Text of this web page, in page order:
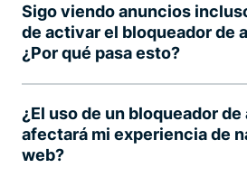
Sigo viendo anuncios
de activar el bloqueador de
¿Por qué pasa esto?
¿El uso de un bloqueador
afectará mi experiencia de
web?